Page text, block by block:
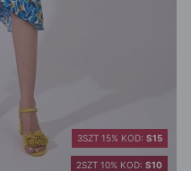
2SZT 10% KOD: S10
3SZT 15% KOD: S15